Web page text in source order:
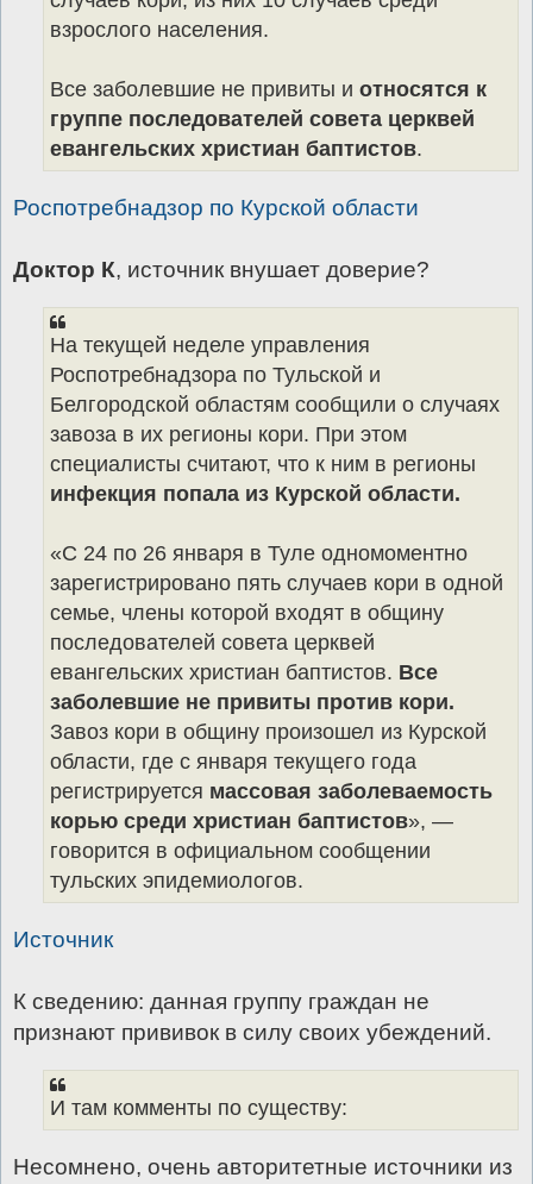
взрослого населения.
Все заболевшие не привиты и относятся к
группе последователей совета церквей
евангельских христиан баптистов.
Роспотребнадзор по Курской области
Доктор К, источник внушает доверие?
На текущей неделе управления
Роспотребнадзора по Тульской и
Белгородской областям сообщили о случаях
завоза в их регионы кори. При этом
специалисты считают, что к ним в регионы
инфекция попала из Курской области.
«С 24 по 26 января в Туле одномоментно
зарегистрировано пять случаев кори в одной
семье, члены которой входят в общину
последователей совета церквей
евангельских христиан баптистов. Все
заболевшие не привиты против кори.
Завоз кори в общину произошел из Курской
области, где с января текущего года
регистрируется массовая заболеваемость
корью среди христиан баптистов», —
говорится в официальном сообщении
тульских эпидемиологов.
Источник
К сведению: данная группу граждан не
признают прививок в силу своих убеждений.
И там комменты по существу:
Несомнено, очень авторитетные источники из